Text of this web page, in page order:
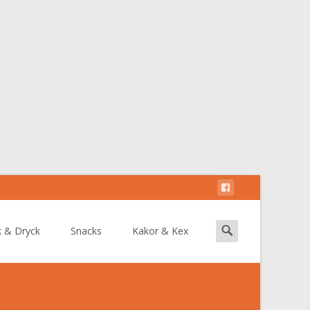
& Dryck Snacks Kakor & Kex
Search
for: